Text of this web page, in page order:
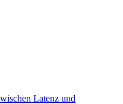
Latenz und